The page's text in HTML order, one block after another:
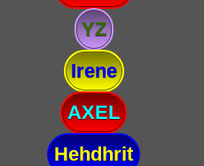
YZ
Irene
AXEL
Hehdhrit